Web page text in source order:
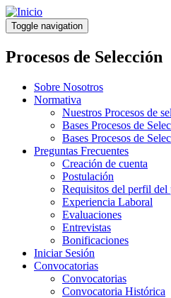
Pasar
al
contenido
principal
Toggle navigation
Procesos de Selección
Sobre Nosotros
Normativa
Nuestros Procesos de
Bases Procesos de
Bases Procesos de
Preguntas Frecuentes
Creación de cuenta
Postulación
Requisitos del perfil del
Experiencia Laboral
Evaluaciones
Entrevistas
Bonificaciones
Iniciar Sesión
Convocatorias
Convocatorias
Convocatoria Histórica